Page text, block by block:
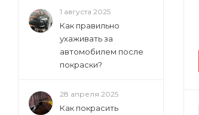
1 августа 2025
Как правильно
ухаживать за
автомобилем после
покраски?
28 апреля 2025
Как покрасить